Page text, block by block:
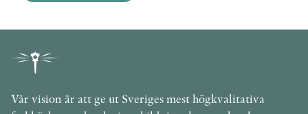
Vår vision är att ge ut Sveriges mest högkvalitativa